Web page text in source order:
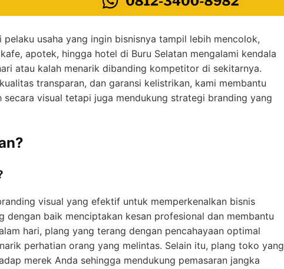
usaha yang ingin bisnisnya tampil lebih mencolok,
apotek, hingga hotel di Buru Selatan mengalami kendala
atau kalah menarik dibanding kompetitor di sekitarnya.
transparan, dan garansi kelistrikan, kami membantu
visual tetapi juga mendukung strategi branding yang
visual yang efektif untuk memperkenalkan bisnis
dengan baik menciptakan kesan profesional dan membantu
hari, plang yang terang dengan pencahayaan optimal
perhatian orang yang melintas. Selain itu, plang toko yang
merek Anda sehingga mendukung pemasaran jangka